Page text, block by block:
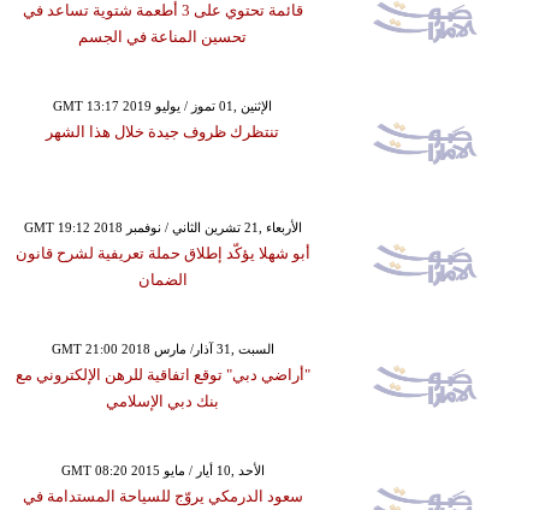
قائمة تحتوي على 3 أطعمة شتوية تساعد في
تحسين المناعة في الجسم
GMT 13:17 2019 الإثنين ,01 تموز / يوليو
تنتظرك ظروف جيدة خلال هذا الشهر
GMT 19:12 2018 الأربعاء ,21 تشرين الثاني / نوفمبر
أبو شهلا يؤكّد إطلاق حملة تعريفية لشرح قانون
الضمان
GMT 21:00 2018 السبت ,31 آذار/ مارس
"أراضي دبي" توقع اتفاقية للرهن الإلكتروني مع
بنك دبي الإسلامي
GMT 08:20 2015 الأحد ,10 أيار / مايو
سعود الدرمكي يروّج للسياحة المستدامة في